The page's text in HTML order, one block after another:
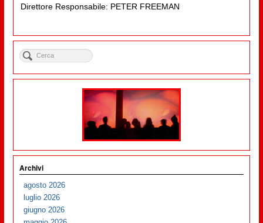
Direttore Responsabile: PETER FREEMAN
Archivi
agosto 2026
luglio 2026
giugno 2026